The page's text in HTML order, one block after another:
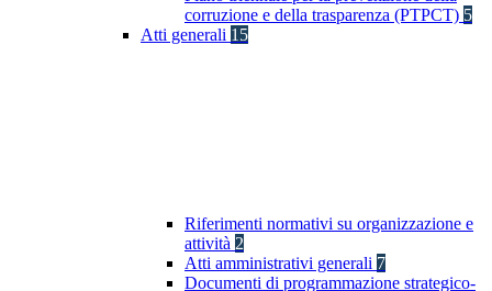
corruzione e della trasparenza (PTPCT) 5
Atti generali 15
Riferimenti normativi su organizzazione e
attività 2
Atti amministrativi generali 7
Documenti di programmazione strategico-